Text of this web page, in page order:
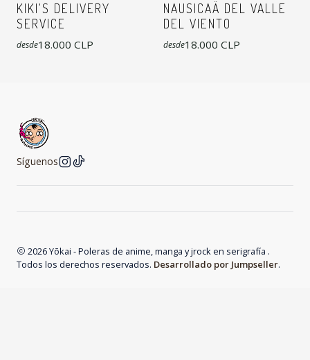
KIKI'S DELIVERY
SERVICE
desde18.000 CLP
NAUSICAÄ DEL VALLE
DEL VIENTO
desde18.000 CLP
Síguenos
2026 Yōkai - Poleras de anime, manga y jrock en serigrafía .
Todos los derechos reservados. Desarrollado por Jumpseller.